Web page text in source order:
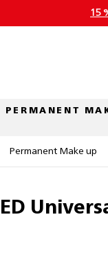
15
PERMANENT
Permanent Make up